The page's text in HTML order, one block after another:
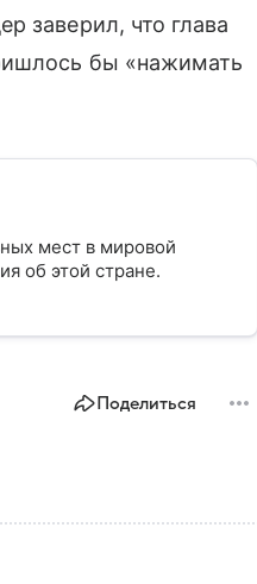
заверил, что глава
бы «нажимать
мест в мировой
об этой стране.
Поделиться